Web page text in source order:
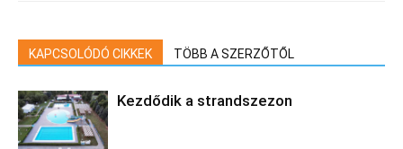
KAPCSOLÓDÓ CIKKEK TÖBB A SZERZŐTŐL
Kezdődik a strandszezon